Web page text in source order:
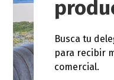
Busca tu
para recibir
comercial.